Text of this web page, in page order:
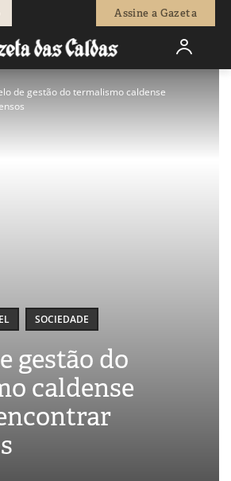
Assine a Gazeta
de gestão do termalismo caldense
SOCIEDADE
gestão do
caldense